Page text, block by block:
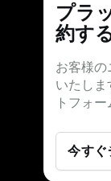
プラ
約す
お客様
いたし
トフォ
今すぐ